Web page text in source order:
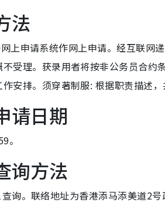
法
上申请系统作网上申请。经互联网递
受理。获录用者将按非公务员合约
安排。须穿著制服: 根据职责描述，
请日期
。
询方法
询。联络地址为香港添马添美道2